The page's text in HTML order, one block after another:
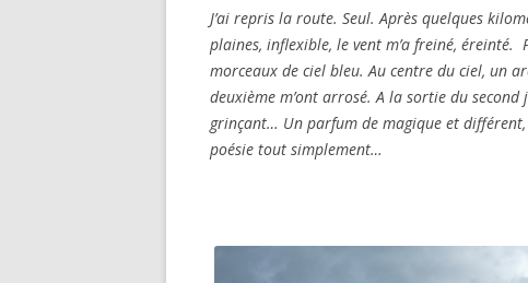
J’ai repris la route. Seul. Après quelques
plaines, inflexible, le vent m’a freiné, éreinté.
morceaux de ciel bleu. Au centre du ciel, un
deuxième m’ont arrosé. A la sortie du
grinçant… Un parfum de magique et
poésie tout simplement…